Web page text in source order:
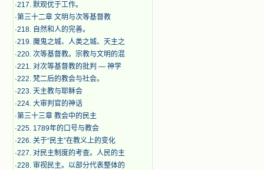
·217. 默观优于工作。
·第三十二章 文明与次等基督教
·218. 自然和人的完善。
·219. 魔鬼之城、人类之城、天主之
·220. 次等基督教。宗教与文明的混
·221. 对次等基督教的批判 — 神学
·222. 梵二后的教会与社会。
·223. 天主教与耶稣会
·224. 大审判官的神话
·第三十三章 教会中的民主
·225. 1789年的口号与教会
·226. 关于“民主”在教义上的变化
·227. 对民主制度的考查。人民的主
·228. 审视民主。以部分代表整体的